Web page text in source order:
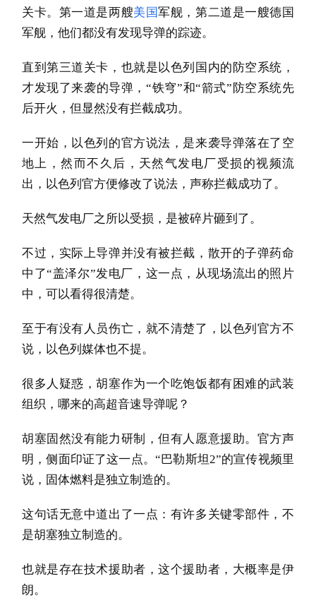
关卡。第一道是两艘美国军舰，第二道是一艘德国
军舰，他们都没有发现导弹的踪迹。
直到第三道关卡，也就是以色列国内的防空系统，
才发现了来袭的导弹，“铁穹”和“箭式”防空系统先
后开火，但显然没有拦截成功。
一开始，以色列的官方说法，是来袭导弹落在了空
地上，然而不久后，天然气发电厂受损的视频流
出，以色列官方便修改了说法，声称拦截成功了。
天然气发电厂之所以受损，是被碎片砸到了。
不过，实际上导弹并没有被拦截，散开的子弹药命
中了“盖泽尔”发电厂，这一点，从现场流出的照片
中，可以看得很清楚。
至于有没有人员伤亡，就不清楚了，以色列官方不
说，以色列媒体也不提。
很多人疑惑，胡塞作为一个吃饱饭都有困难的武装
组织，哪来的高超音速导弹呢？
胡塞固然没有能力研制，但有人愿意援助。官方声
明，侧面印证了这一点。“巴勒斯坦2”的宣传视频里
说，固体燃料是独立制造的。
这句话无意中道出了一点：有许多关键零部件，不
是胡塞独立制造的。
也就是存在技术援助者，这个援助者，大概率是伊
朗。